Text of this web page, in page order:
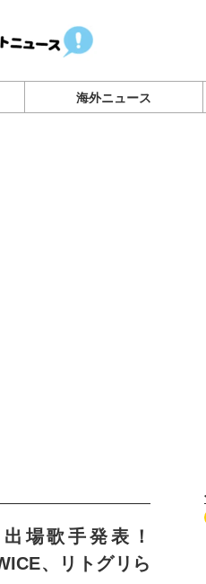
海外ニュース
場歌手発表！
、リトグリら